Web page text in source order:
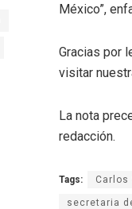
México”,
Gracias por
visitar
La nota
redacción.
Tags: Carlos
secretaria